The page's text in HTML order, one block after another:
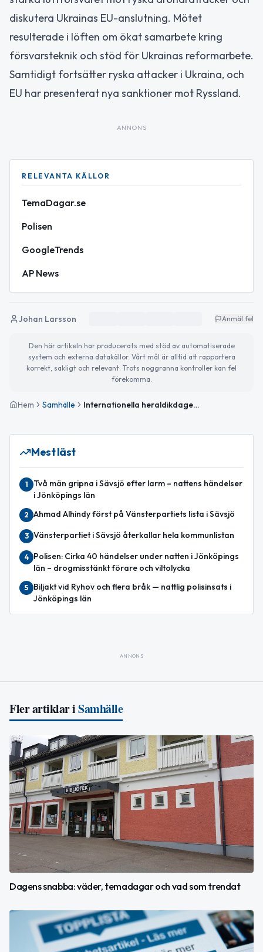
diskutera Ukrainas EU-anslutning. Mötet
resulterade i löften om ökat samarbete kring
försvarsteknik och stöd för Ukrainas reformarbete.
Samtidigt fortsätter ryska attacker i Ukraina, och
EU har presenterat nya sanktioner mot Ryssland.
ANNONS
RELEVANTA KÄLLOR
TemaDagar.se
Polisen
GoogleTrends
AP News
Johan Larsson Anmäl fel
Den här artikeln har producerats med stöd av automatiserade
system och externa datakällor. Vårt mål är alltid att rapportera
korrekt, sakligt och relevant. Trots noggranna kontroller kan fel
förekomma.
Hem Samhälle Internationella heraldikdagen och dagens väder
Mest läst
1
Två män gripna i Sävsjö efter larm – nattens händelser
i Jönköpings län
2 Ahmad Alhindy först på Vänsterpartiets lista i Sävsjö
3 Vänsterpartiet i Sävsjö återkallar hela kommunlistan
4
Polisen: Cirka 40 händelser under natten i Jönköpings
län – drogmisstänkt förare och viltolycka
5
Biljakt vid Ryhov och flera bråk — nattlig polisinsats i
Jönköpings län
ANNONS
Fler artiklar iSamhälle
Dagens snabba: väder, temadagar och vad som trendat